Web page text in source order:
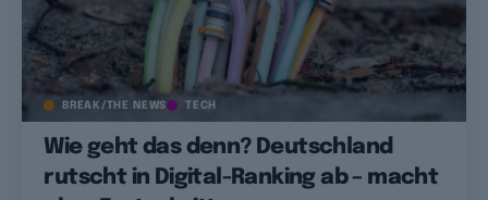
BREAK/THE NEWS TECH
Wie geht das denn? Deutschland
rutscht in Digital-Ranking ab – macht